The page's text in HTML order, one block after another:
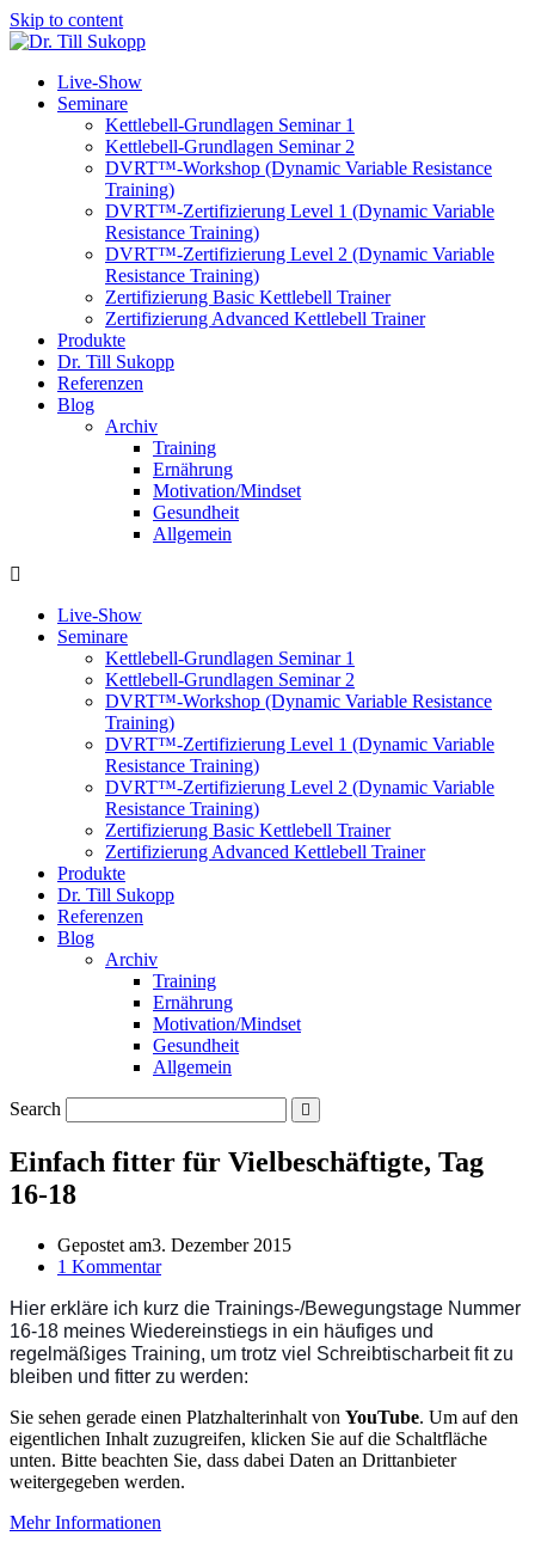
Skip to content
Live-Show
Seminare
Kettlebell-Grundlagen Seminar 1
Kettlebell-Grundlagen Seminar 2
DVRT™-Workshop (Dynamic Variable Resistance
Training)
DVRT™-Zertifizierung Level 1 (Dynamic Variable
Resistance Training)
DVRT™-Zertifizierung Level 2 (Dynamic Variable
Resistance Training)
Zertifizierung Basic Kettlebell Trainer
Zertifizierung Advanced Kettlebell Trainer
Produkte
Dr. Till Sukopp
Referenzen
Blog
Archiv
Training
Ernährung
Motivation/Mindset
Gesundheit
Allgemein
Live-Show
Seminare
Kettlebell-Grundlagen Seminar 1
Kettlebell-Grundlagen Seminar 2
DVRT™-Workshop (Dynamic Variable Resistance
Training)
DVRT™-Zertifizierung Level 1 (Dynamic Variable
Resistance Training)
DVRT™-Zertifizierung Level 2 (Dynamic Variable
Resistance Training)
Zertifizierung Basic Kettlebell Trainer
Zertifizierung Advanced Kettlebell Trainer
Produkte
Dr. Till Sukopp
Referenzen
Blog
Archiv
Training
Ernährung
Motivation/Mindset
Gesundheit
Allgemein
Search
Einfach fitter für Vielbeschäftigte, Tag
16-18
Gepostet am3. Dezember 2015
1 Kommentar
Hier erkläre ich kurz die Trainings-/Bewegungstage Nummer
16-18 meines Wiedereinstiegs in ein häufiges und
regelmäßiges Training, um trotz viel Schreibtischarbeit fit zu
bleiben und fitter zu werden:
Sie sehen gerade einen Platzhalterinhalt von YouTube. Um auf den
eigentlichen Inhalt zuzugreifen, klicken Sie auf die Schaltfläche
unten. Bitte beachten Sie, dass dabei Daten an Drittanbieter
weitergegeben werden.
Mehr Informationen